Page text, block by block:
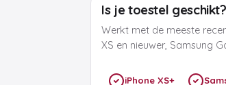
Is je toestel geschikt?
Werkt met de meeste
XS en nieuwer, Samsung
iPhone XS+